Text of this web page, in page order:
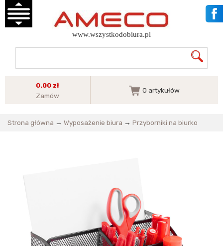
www.wszystkodobiura.pl
0.00 zł
Zamów
0 artykułów
Strona główna → Wyposażenie biura → Przyborniki na biurko